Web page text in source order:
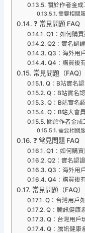
關於作者金
需要相關
❓ 常見問題 FAQ
Q1：如何購
Q2：實名認
Q3：海外用
Q4：購買後
常見問題（FAQ）
Q：B站實名
Q：B站實名
Q：B站實名
Q：B站大會
關於作者金成
需要相關
❓ 常見問題 FAQ
Q1：如何購
Q2：實名認
Q3：海外用
Q4：購買後
常見問題（FAQ）
Q：台灣用戶
Q：騰訊健康
Q：台灣用戶
Q：騰訊健康